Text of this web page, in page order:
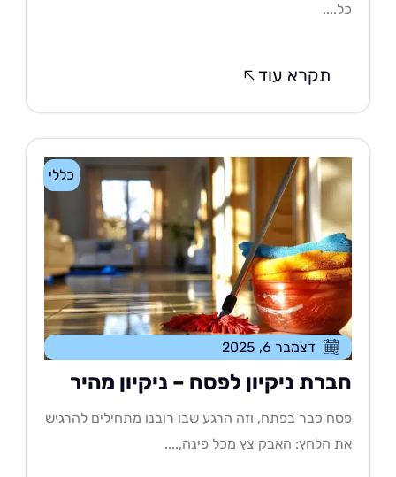
תקרא עוד
כללי
דצמבר 6, 2025
ניקיון לפסח – ניקיון מהיר
כבר בפתח, וזה הרגע שבו רובנו מתחילים להרגיש
הלחץ: האבק צץ מכל פינה,....